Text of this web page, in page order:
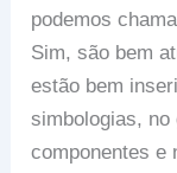
podemos
Sim, são bem
estão bem
simbologias, no
componentes e